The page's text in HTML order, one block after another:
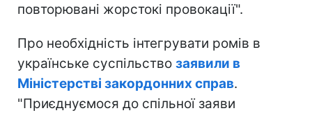
повторювані жорстокі провокації".
Про необхідність інтегрувати ромів в
українське суспільство заявили в
Міністерстві закордонних справ.
"Приєднуємося до спільної заяви